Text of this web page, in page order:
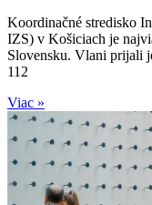
Koordinačné stredisko
IZS) v Košiciach je
Slovensku. Vlani prijali
112
Viac »